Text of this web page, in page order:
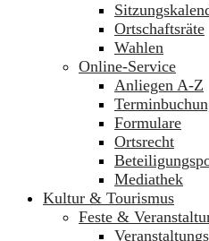
Ortschaftsräte
Wahlen
Online-Service
Anliegen A-Z
Formulare
Ortsrecht
Mediathek
Kultur & Tourismus
Feste &